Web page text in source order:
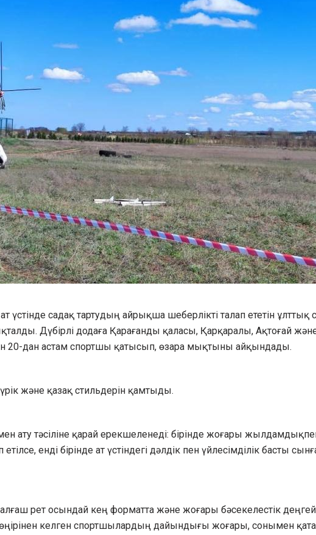
садақ тартудың айрықша шеберлікті талап ететін ұлттық
Дүбірлі додаға Қарағанды қаласы, Қарқаралы, Ақтоғай
20-дан астам спортшы қатысып, өзара мықтыны айқындады.
және қазақ стильдерін қамтыды.
ату тәсіліне қарай ерекшеленеді: бірінде жоғары
енді бірінде ат үстіндегі дәлдік пен үйлесімділік басты
рет осындай кең форматта және жоғары бәсекелестік
келген спортшылардың дайындығы жоғары, сонымен